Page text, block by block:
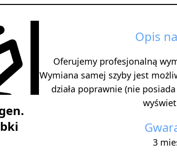
Opis
Oferujemy profesjonalną
Wymiana samej szyby jest
działa poprawnie (nie
3